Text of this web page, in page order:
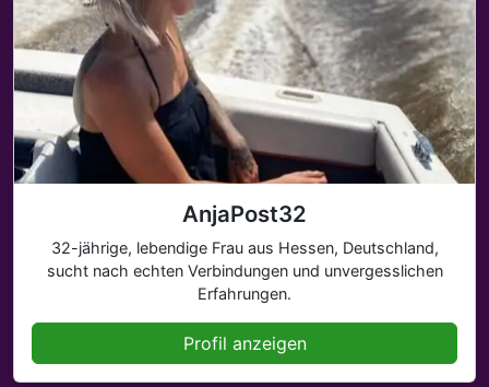
AnjaPost32
32-jährige, lebendige Frau aus Hessen, Deutschland,
sucht nach echten Verbindungen und unvergesslichen
Erfahrungen.
Profil anzeigen